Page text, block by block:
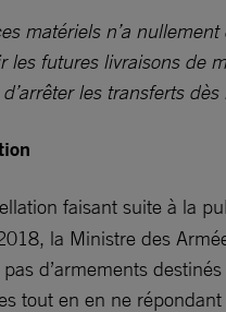
matériels n’a
les futures livraisons de
les transferts
faisant suite à la
la Ministre des
pas d’armements
tout en en ne